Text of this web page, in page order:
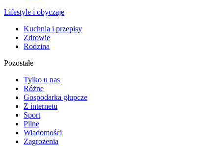
Lifestyle i obyczaje
Kuchnia i przepisy
Zdrowie
Rodzina
Pozostałe
Tylko u nas
Różne
Gospodarka głupcze
Z internetu
Sport
Pilne
Wiadomości
Zagrożenia